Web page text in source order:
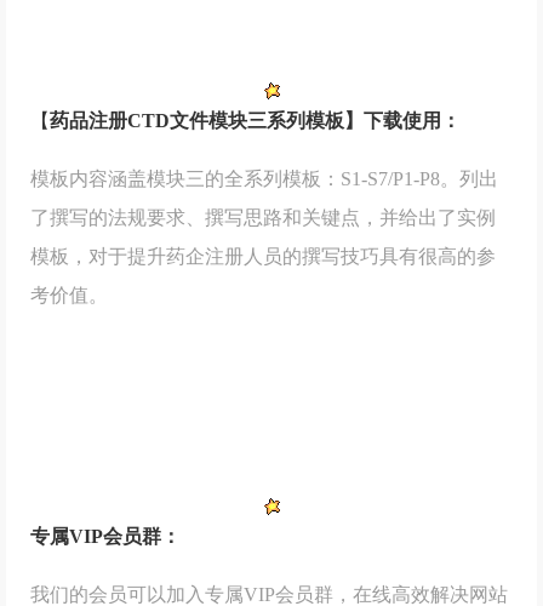
【药品注册CTD文件模块三系列模板】下载使用：
模板内容涵盖模块三的全系列模板：S1-S7/P1-P8。列出
了撰写的法规要求、撰写思路和关键点，并给出了实例
模板，对于提升药企注册人员的撰写技巧具有很高的参
考价值。
专属VIP会员群：
我们的会员可以加入专属VIP会员群，在线高效解决网站